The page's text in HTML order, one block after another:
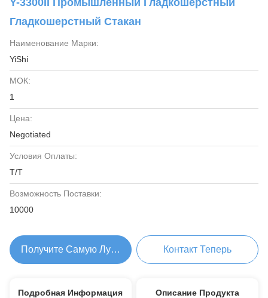
Y-3300II Промышленный Гладкошерстный
Гладкошерстный Стакан
Наименование Марки:
YiShi
МОК:
1
Цена:
Negotiated
Условия Оплаты:
T/T
Возможность Поставки:
10000
Получите Самую Лучшую Цену Контакт Теперь
Подробная Информация Описание Продукта